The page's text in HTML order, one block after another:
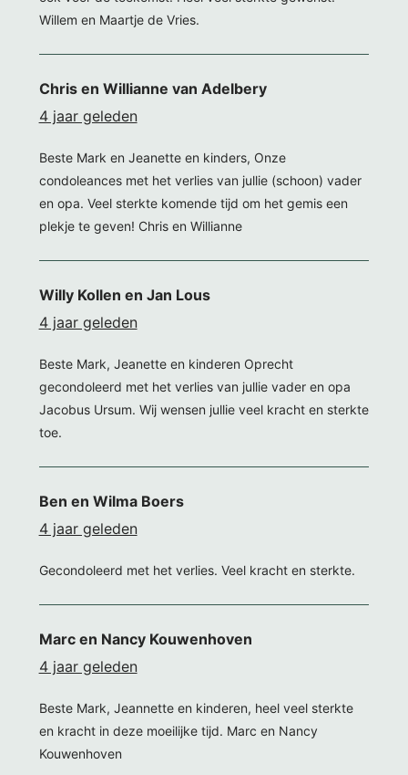
Willem en Maartje de Vries.
Chris en Willianne van Adelbery
4 jaar geleden
Beste Mark en Jeanette en kinders, Onze
condoleances met het verlies van jullie (schoon) vader
en opa. Veel sterkte komende tijd om het gemis een
plekje te geven! Chris en Willianne
Willy Kollen en Jan Lous
4 jaar geleden
Beste Mark, Jeanette en kinderen Oprecht
gecondoleerd met het verlies van jullie vader en opa
Jacobus Ursum. Wij wensen jullie veel kracht en sterkte
toe.
Ben en Wilma Boers
4 jaar geleden
Gecondoleerd met het verlies. Veel kracht en sterkte.
Marc en Nancy Kouwenhoven
4 jaar geleden
Beste Mark, Jeannette en kinderen, heel veel sterkte
en kracht in deze moeilijke tijd. Marc en Nancy
Kouwenhoven